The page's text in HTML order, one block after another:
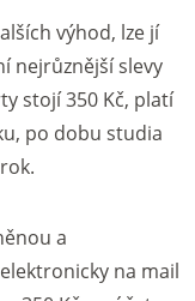
výhod, lze jí
nejrůznější slevy
stojí 350 Kč, platí
po dobu studia
a
na mail